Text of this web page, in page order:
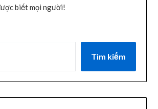
biết mọi người!
Tìm kiếm